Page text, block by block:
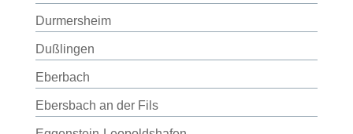
Durmersheim
Dußlingen
Eberbach
Ebersbach an der Fils